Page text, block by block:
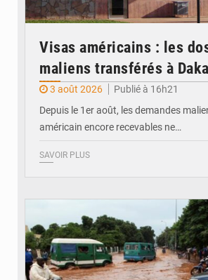
Visas américains : les
maliens transférés à
3 août 2026
Publié à 16h21
Depuis le 1er août, les demandes
américain encore recevables ne…
SAVOIR PLUS